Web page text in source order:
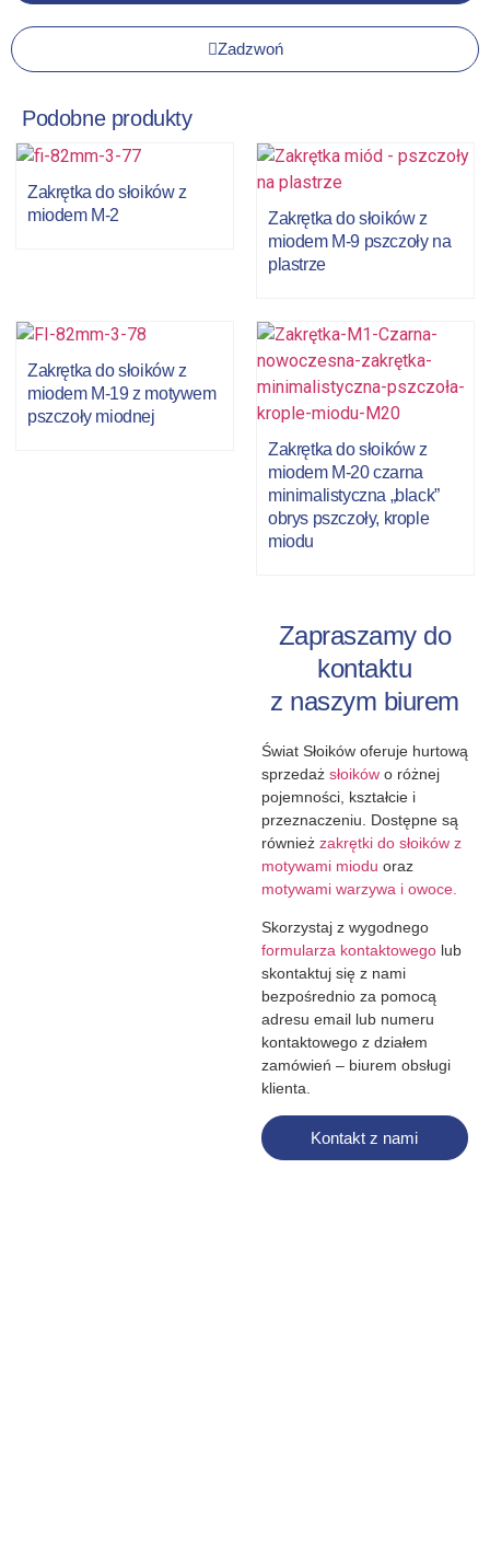
Zadzwoń
Podobne produkty
Zakrętka do słoików z
miodem M-2
Zakrętka do słoików z
miodem M-9 pszczoły na
plastrze
Zakrętka do słoików z
miodem M-19 z motywem
pszczoły miodnej
Zakrętka do słoików z
miodem M-20 czarna
minimalistyczna „black”
obrys pszczoły, krople
miodu
Zapraszamy do
kontaktu
z naszym biurem
Świat Słoików oferuje hurtową
sprzedaż słoikówo różnej
pojemności, kształcie i
przeznaczeniu. Dostępne są
również zakrętki do słoików z
motywami miodu oraz
motywami warzywa i owoce.
Skorzystaj z wygodnego
formularza kontaktowegolub
skontaktuj się z nami
bezpośrednio za pomocą
adresu email lub numeru
kontaktowego z działem
zamówień – biurem obsługi
klienta.
Kontakt z nami